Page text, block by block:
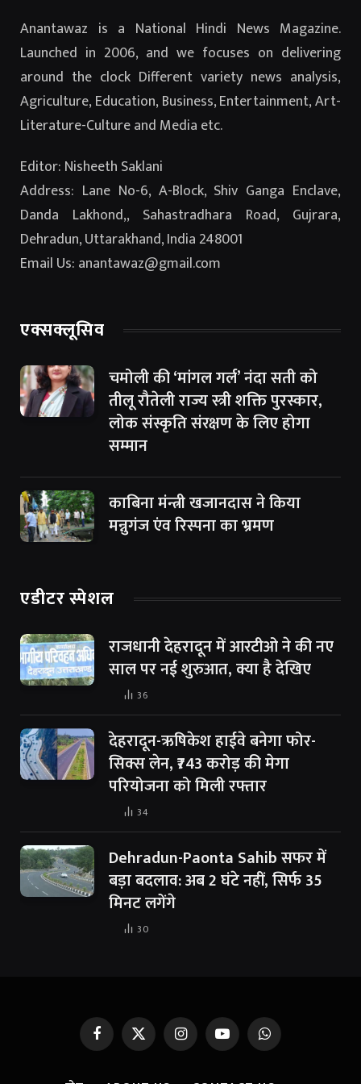
Anantawaz is a National Hindi News Magazine.
Launched in 2006, and we focuses on delivering
around the clock Different variety news analysis,
Agriculture, Education, Business, Entertainment, Art-
Literature-Culture and Media etc.
Editor: Nisheeth Saklani
Address: Lane No-6, A-Block, Shiv Ganga Enclave,
Danda Lakhond,, Sahastradhara Road, Gujrara,
Dehradun, Uttarakhand, India 248001
Email Us: anantawaz@gmail.com
एक्सक्लूसिव
चमोली की ‘मांगल गर्ल’ नंदा सती को
तीलू रौतेली राज्य स्त्री शक्ति पुरस्कार,
लोक संस्कृति संरक्षण के लिए होगा
सम्मान
काबिना मंन्त्री खजानदास ने किया
मन्नुगंज एंव रिस्पना का भ्रमण
एडीटर स्पेशल
राजधानी देहरादून में आरटीओ ने की नए
साल पर नई शुरुआत, क्या है देखिए
36
देहरादून-ऋषिकेश हाईवे बनेगा फोर-
सिक्स लेन, ₹743 करोड़ की मेगा
परियोजना को मिली रफ्तार
34
Dehradun-Paonta Sahib सफर में
बड़ा बदलाव: अब 2 घंटे नहीं, सिर्फ 35
मिनट लगेंगे
30
FacebookX
(Twitter)
InstagramYouTubeWhatsApp